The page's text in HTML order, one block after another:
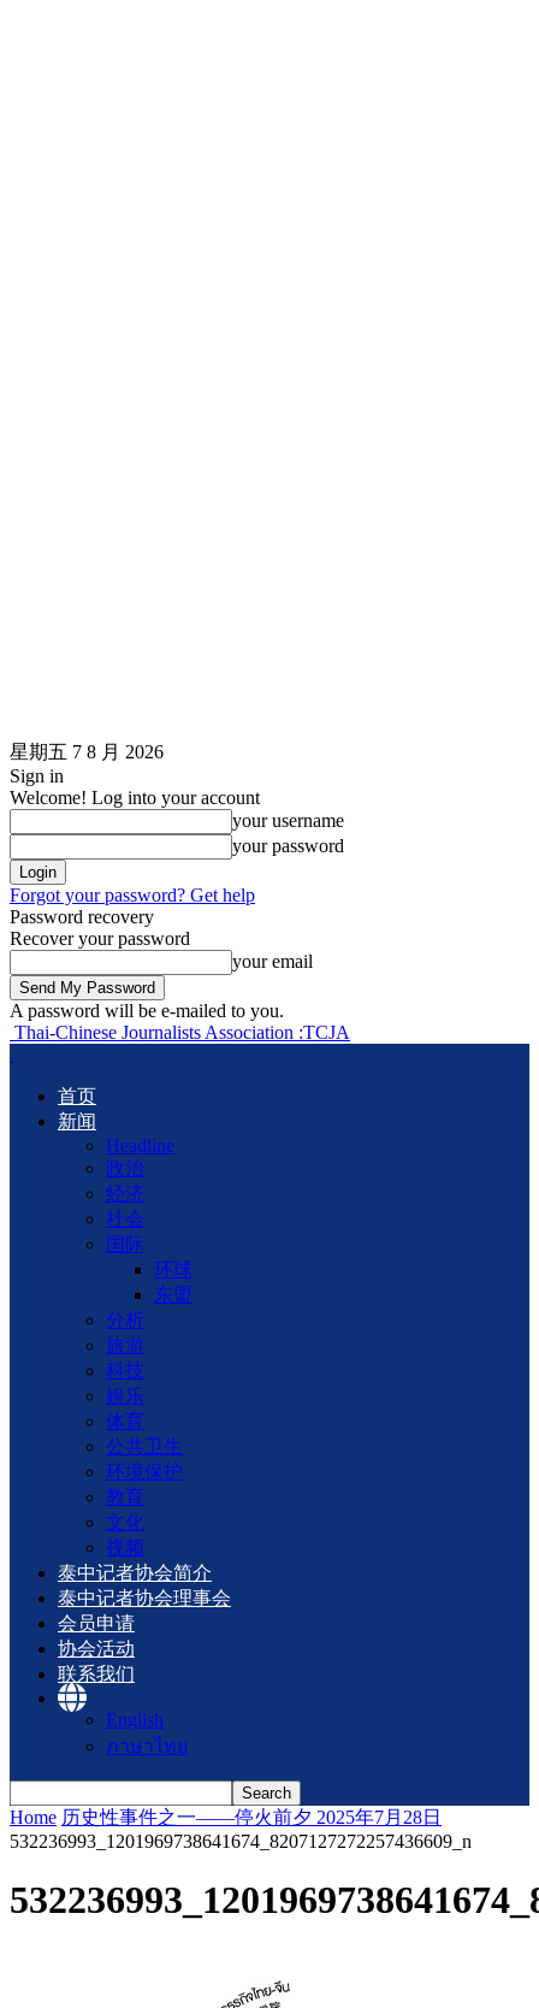
星期五 7 8 月 2026
Sign in
Welcome! Log into your account
your username
your password
Forgot your password? Get help
Password recovery
Recover your password
your email
A password will be e-mailed to you.
Thai-Chinese Journalists Association :TCJA
首页
新闻
Headline
政治
经济
社会
国际
环球
东盟
分析
旅游
科技
娱乐
体育
公共卫生
环境保护
教育
文化
视频
泰中记者协会简介
泰中记者协会理事会
会员申请
协会活动
联系我们
English
ภาษาไทย
Home 历史性事件之一——停火前夕 2025年7月28日
532236993_1201969738641674_8207127272257436609_n